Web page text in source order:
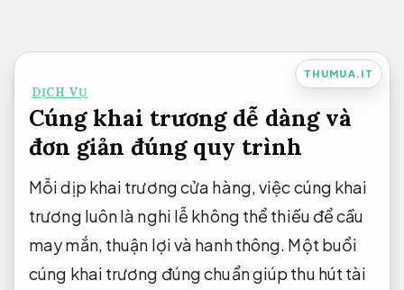
nội
dung
THUMUA.IT
DỊCH VỤ
Cúng khai trương dễ dàng và
đơn giản đúng quy trình
Mỗi dịp khai trương cửa hàng, việc cúng khai
trương luôn là nghi lễ không thể thiếu để cầu
may mắn, thuận lợi và hanh thông. Một buổi
cúng khai trương đúng chuẩn giúp thu hút tài